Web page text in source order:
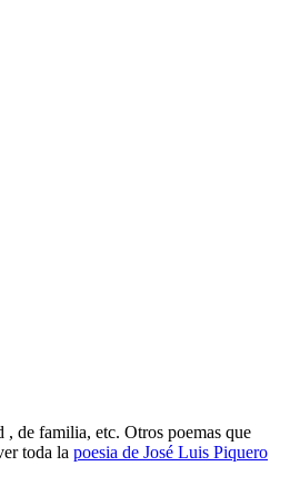
, de familia, etc. Otros poemas que
toda la poesia de José Luis Piquero